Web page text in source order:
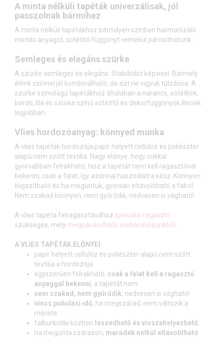
A minta nélküli tapéták univerzálisak, jól
passzolnak bármihez
A minta nélküli tapétákhoz bármilyen színben harmonizáló
mintás anyagot, sötétítő függönyt remekül párosíthatunk.
Semleges és elegáns szürke
A szürke semleges és elegáns. Stabilitást képvisel. Bármely
élénk színnel jól kombinálható, de azt ne vigyük túlzásba. A
szürke színvilágú tapétákhoz általában a narancs, sötétkék,
bordó, lila és szürke színű sötétítő és dekorfüggönyök illenek
legjobban.
Vlies hordozóanyag: könnyed munka
A vlies tapéták hordozója papír helyett cellulóz és poliészter
alapú nem szőtt textília. Nagy előnye, hogy sokkal
gyorsabban felrakható, hisz a tapétát nem kell ragasztóval
bekenni, csak a falat, így azonnal használatra kész. Könnyen
kiigazítható és ha meguntuk, gyorsan eltávolítható a falról.
Nem szakad könnyen, nem gyűrődik, nedvesen is vágható!
A vlies tapéta felragasztásához speciális ragasztó
szükséges, mely megvásárolható webáruházunkból
A VLIES TAPÉTÁK ELŐNYEI:
papír helyett cellulóz és poliészter alapú nem szőtt
textília a hordozója
egyszerűen felrakható, csak a falat kell a ragasztó
anyaggal bekenni, a tapétát nem
nem szakad, nem gyűrődik, nedvesen is vágható!
nincs puhulási idő, ha megszárad, nem változik a
mérete
falburkolás közben leszedhető és visszahelyezhető
ha megunta szárazon, maradék nélkül eltávolítható